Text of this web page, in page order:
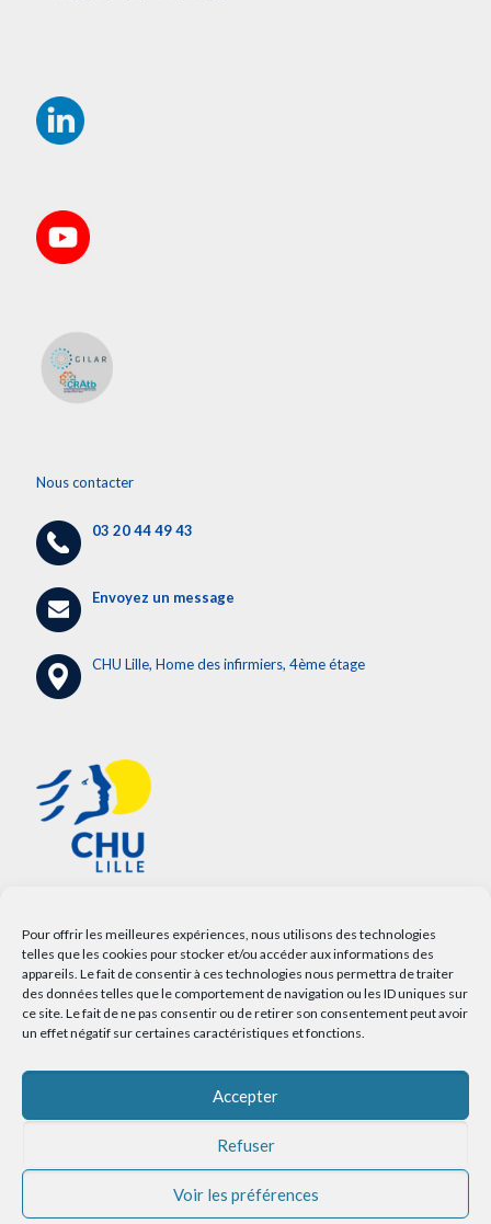
Pour offrir les meilleures expériences, nous utilisons des technologies
telles que les cookies pour stocker et/ou accéder aux informations des
appareils. Le fait de consentir à ces technologies nous permettra de traiter
des données telles que le comportement de navigation ou les ID uniques sur
ce site. Le fait de ne pas consentir ou de retirer son consentement peut avoir
un effet négatif sur certaines caractéristiques et fonctions.
Accepter
Refuser
Voir les préférences
Nous contacter
03 20 44 49 43
Envoyez un message
CHU Lille, Home des infirmiers, 4ème étage
© 2025 Service Communication CHU LILLE |